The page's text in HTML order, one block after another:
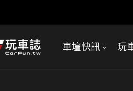
車壇快訊 玩